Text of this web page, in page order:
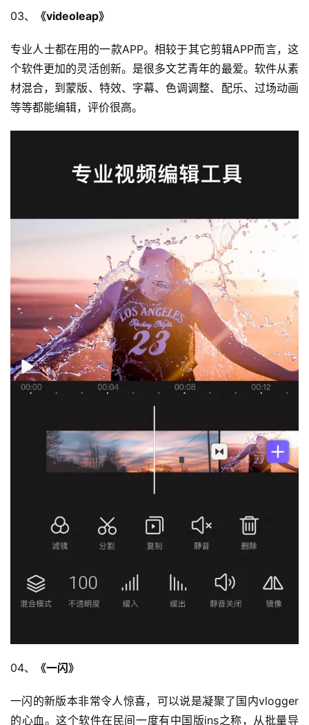
03、 《videoleap》
专业人士都在用的一款APP。相较于其它剪辑APP而言，这
个软件更加的灵活创新。是很多文艺青年的最爱。软件从素
材混合，到蒙版、特效、字幕、色调调整、配乐、过场动画
等等都能编辑，评价很高。
04、 《一闪》
一闪的新版本非常令人惊喜，可以说是凝聚了国内vlogger
的心血。这个软件在民间一度有中国版ins之称，从批量导